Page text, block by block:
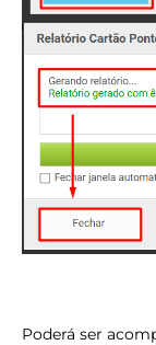
Poderá ser